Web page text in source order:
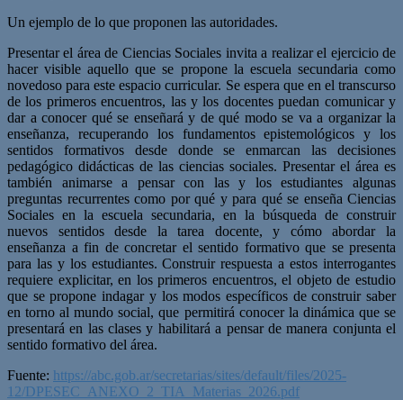
Un ejemplo de lo que proponen las autoridades.
Presentar el área de Ciencias Sociales invita a realizar el ejercicio de
hacer visible aquello que se propone la escuela secundaria como
novedoso para este espacio curricular. Se espera que en el transcurso
de los primeros encuentros, las y los docentes puedan comunicar y
dar a conocer qué se enseñará y de qué modo se va a organizar la
enseñanza, recuperando los fundamentos epistemológicos y los
sentidos formativos desde donde se enmarcan las decisiones
pedagógico didácticas de las ciencias sociales. Presentar el área es
también animarse a pensar con las y los estudiantes algunas
preguntas recurrentes como por qué y para qué se enseña Ciencias
Sociales en la escuela secundaria, en la búsqueda de construir
nuevos sentidos desde la tarea docente, y cómo abordar la
enseñanza a fin de concretar el sentido formativo que se presenta
para las y los estudiantes. Construir respuesta a estos interrogantes
requiere explicitar, en los primeros encuentros, el objeto de estudio
que se propone indagar y los modos específicos de construir saber
en torno al mundo social, que permitirá conocer la dinámica que se
presentará en las clases y habilitará a pensar de manera conjunta el
sentido formativo del área.
Fuente: https://abc.gob.ar/secretarias/sites/default/files/2025-
12/DPESEC_ANEXO_2_TIA_Materias_2026.pdf